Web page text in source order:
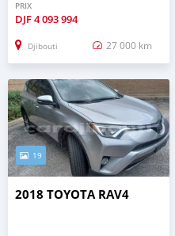
PRIX
DJF4 093 994
Djibouti 27 000 km
19
2018 TOYOTA RAV4